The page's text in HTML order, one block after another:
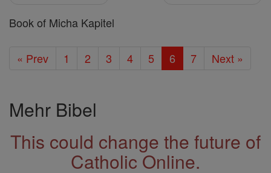
Book of Micha Kapitel
« Prev 1 2 3 4 5 6 7 Next »
Mehr Bibel
This could change the future of
Catholic Online.